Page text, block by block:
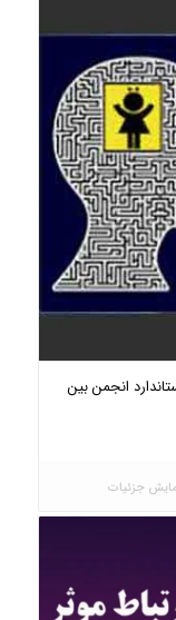
انجمن بین
جزئیات